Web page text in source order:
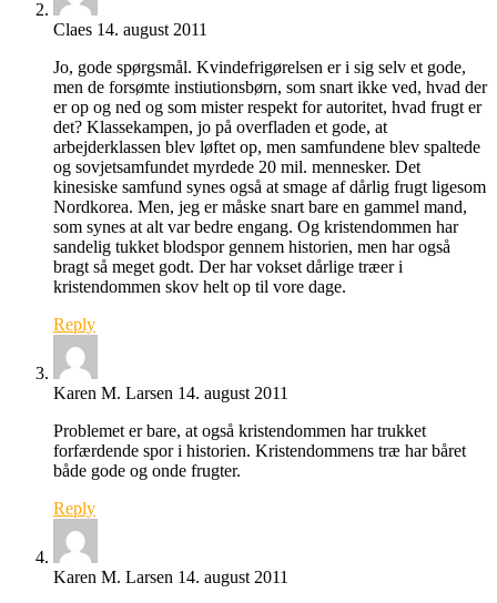
Claes 14. august 2011
Jo, gode spørgsmål. Kvindefrigørelsen er i sig selv et gode,
men de forsømte instiutionsbørn, som snart ikke ved, hvad der
er op og ned og som mister respekt for autoritet, hvad frugt er
det? Klassekampen, jo på overfladen et gode, at
arbejderklassen blev løftet op, men samfundene blev spaltede
og sovjetsamfundet myrdede 20 mil. mennesker. Det
kinesiske samfund synes også at smage af dårlig frugt ligesom
Nordkorea. Men, jeg er måske snart bare en gammel mand,
som synes at alt var bedre engang. Og kristendommen har
sandelig tukket blodspor gennem historien, men har også
bragt så meget godt. Der har vokset dårlige træer i
kristendommen skov helt op til vore dage.
Reply
Karen M. Larsen 14. august 2011
Problemet er bare, at også kristendommen har trukket
forfærdende spor i historien. Kristendommens træ har båret
både gode og onde frugter.
Reply
Karen M. Larsen 14. august 2011